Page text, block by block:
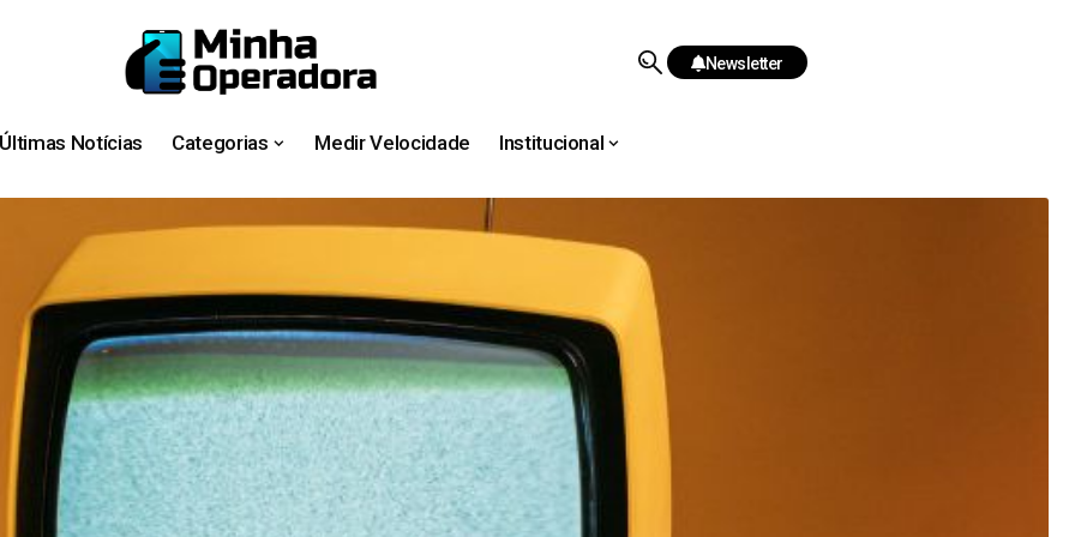
Newsletter
Últimas Notícias Categorias Medir Velocidade Institucional